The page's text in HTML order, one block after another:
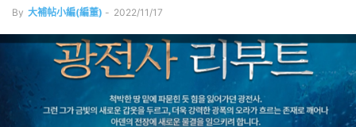
By 大補帖小編(編董) - 2022/11/17